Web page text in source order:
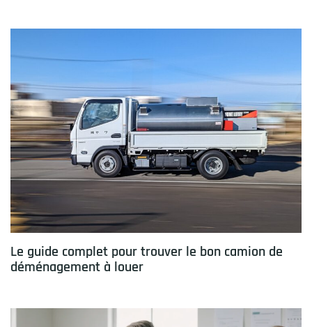
Le guide complet pour trouver le bon camion de
déménagement à louer